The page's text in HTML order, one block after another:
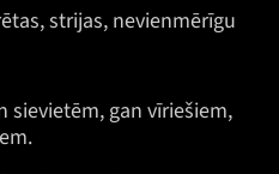
strijas, nevienmērīgu
sievietēm, gan vīriešiem,